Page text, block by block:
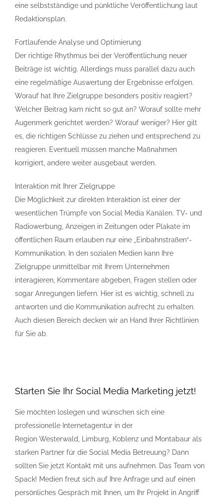
eine selbstständige und pünktliche Veröffentlichung laut
Redaktionsplan.
Fortlaufende Analyse und Optimierung
Der richtige Rhythmus bei der Veröffentlichung neuer
Beiträge ist wichtig. Allerdings muss parallel dazu auch
eine regelmäßige Auswertung der Ergebnisse erfolgen.
Worauf hat Ihre Zielgruppe besonders positiv reagiert?
Welcher Beitrag kam nicht so gut an? Worauf sollte mehr
Augenmerk gerichtet werden? Worauf weniger? Hier gilt
es, die richtigen Schlüsse zu ziehen und entsprechend zu
reagieren. Eventuell müssen manche Maßnahmen
korrigiert, andere weiter ausgebaut werden.
Interaktion mit Ihrer Zielgruppe
Die Möglichkeit zur direkten Interaktion ist einer der
wesentlichen Trümpfe von Social Media Kanälen. TV- und
Radiowerbung, Anzeigen in Zeitungen oder Plakate im
öffentlichen Raum erlauben nur eine „Einbahnstraßen“-
Kommunikation. In den sozialen Medien kann Ihre
Zielgruppe unmittelbar mit Ihrem Unternehmen
interagieren, Kommentare abgeben, Fragen stellen oder
sogar Anregungen liefern. Hier ist es wichtig, schnell zu
antworten und die Kommunikation aufrecht zu erhalten.
Auch diesen Bereich decken wir an Hand Ihrer Richtlinien
für Sie ab.
Starten Sie Ihr Social Media Marketing jetzt!
Sie möchten loslegen und wünschen sich eine
professionelle Internetagentur in der
Region Westerwald, Limburg, Koblenz und Montabaur als
starken Partner für die Social Media Betreuung? Dann
sollten Sie jetzt Kontakt mit uns aufnehmen. Das Team von
Spack! Medien freut sich auf Ihre Anfrage und auf einen
persönliches Gespräch mit Ihnen, um Ihr Projekt in Angriff